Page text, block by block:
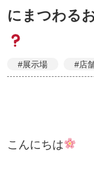
にまつわる
#展示場 #店
こんにちは